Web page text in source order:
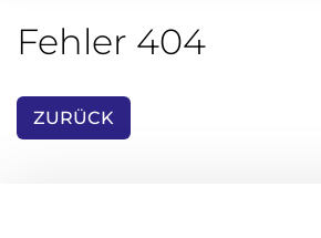
Fehler 404
ZURÜCK